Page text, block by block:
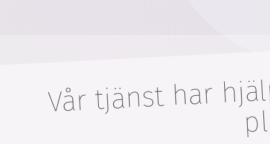
Vår tjänst
m i